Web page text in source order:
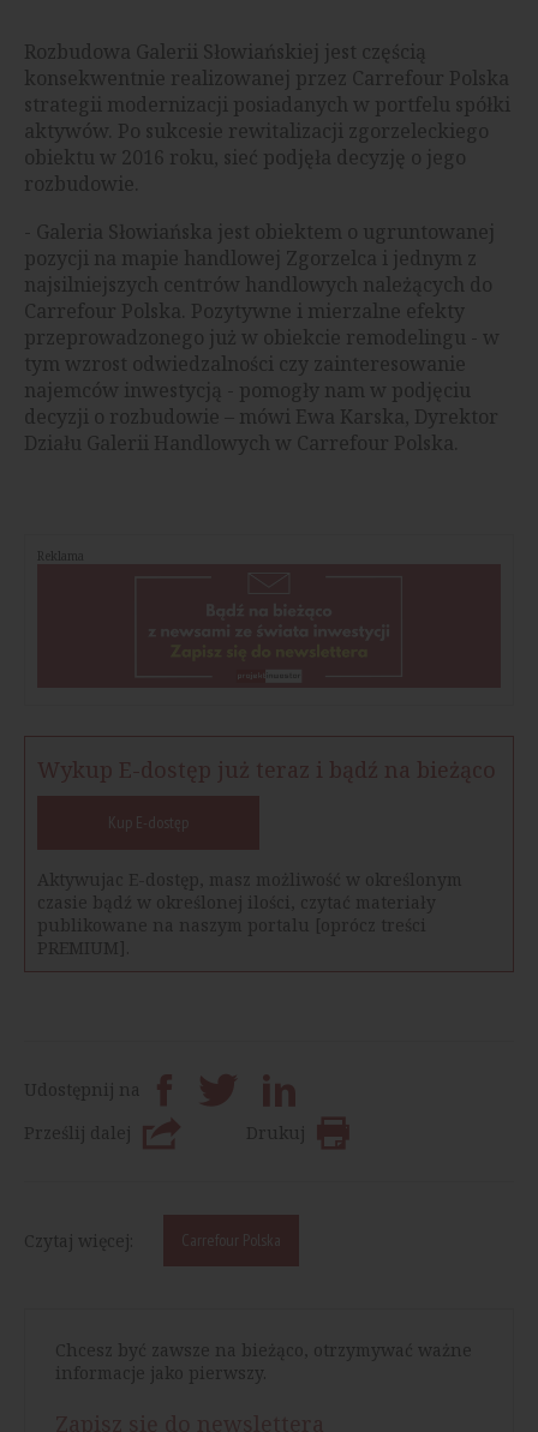
Rozbudowa Galerii Słowiańskiej jest częścią
konsekwentnie realizowanej przez Carrefour Polska
strategii modernizacji posiadanych w portfelu spółki
aktywów. Po sukcesie rewitalizacji zgorzeleckiego
obiektu w 2016 roku, sieć podjęła decyzję o jego
rozbudowie.
- Galeria Słowiańska jest obiektem o ugruntowanej
pozycji na mapie handlowej Zgorzelca i jednym z
najsilniejszych centrów handlowych należących do
Carrefour Polska. Pozytywne i mierzalne efekty
przeprowadzonego już w obiekcie remodelingu - w
tym wzrost odwiedzalności czy zainteresowanie
najemców inwestycją - pomogły nam w podjęciu
decyzji o rozbudowie – mówi Ewa Karska, Dyrektor
Działu Galerii Handlowych w Carrefour Polska.
Reklama
Wykup E-dostęp już teraz i bądź na bieżąco
Kup E-dostęp
Aktywujac E-dostęp, masz możliwość w określonym
czasie bądź w określonej ilości, czytać materiały
publikowane na naszym portalu [oprócz treści
PREMIUM].
Udostępnij na
Prześlij dalej
Drukuj
Czytaj więcej: Carrefour Polska
Chcesz być zawsze na bieżąco, otrzymywać ważne
informacje jako pierwszy.